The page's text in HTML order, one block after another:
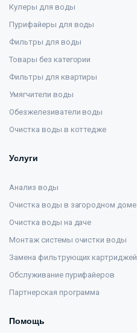
Кулеры для воды
Пурифайеры для воды
Фильтры для воды
Товары без категории
Фильтры для квартиры
Умягчители воды
Обезжелезиватели воды
Очистка воды в коттедже
Услуги
Анализ воды
Очистка воды в загородном доме
Очистка воды на даче
Монтаж системы очистки воды
Замена фильтрующих картриджей
Обслуживание пурифайеров
Партнерская программа
Помощь